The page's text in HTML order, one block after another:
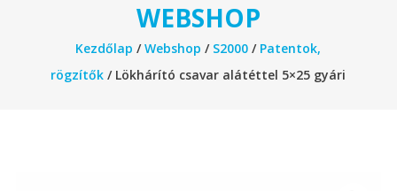
WEBSHOP
Kezdőlap /Webshop / S2000 / Patentok,
rögzítők / Lökhárító csavar alátéttel 5×25 gyári